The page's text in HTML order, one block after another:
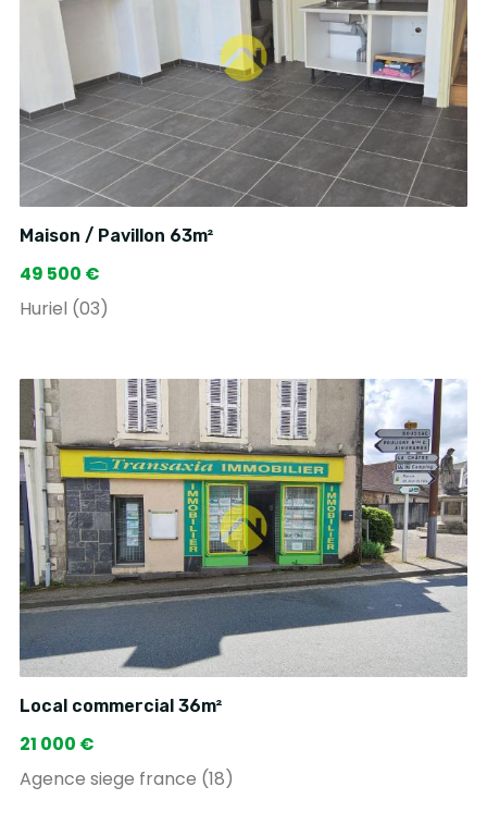
Maison / Pavillon 63m²
49 500 €
Huriel (03)
Local commercial 36m²
21 000 €
Agence siege france (18)